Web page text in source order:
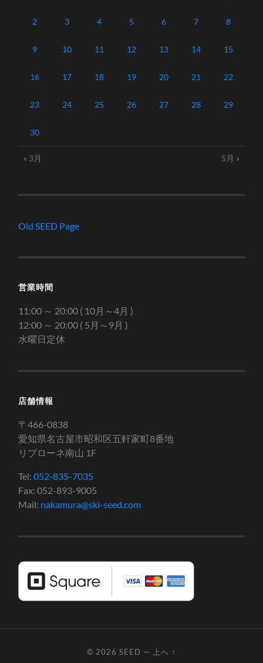
2 3 4 5 6 7 8
9 10 11 12 13 14 15
16 17 18 19 20 21 22
23 24 25 26 27 28 29
30
« 3月 5月 »
Old SEED Page
営業時間
11:00 ～ 20:00 ( 10月～4月 )
12:00 ～ 20:00 ( 5月～9月 )
水曜日定休
店舗情報
〒466-0838
愛知県名古屋市昭和区五軒家町8番地
リブローネ南山 1F
Tel:052-835-7035
Fax: 052-893-9005
Mail: nakamura@ski-seed.com
© 2026 SEED — 上へ ↑